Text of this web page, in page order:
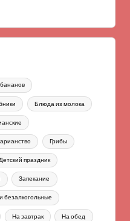
Блюда из молока
Грибы
праздник
Запекание
безалкогольные
На завтрак На обед